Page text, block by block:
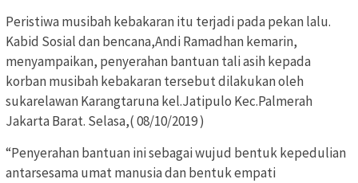
Peristiwa musibah kebakaran itu terjadi pada pekan lalu.
Kabid Sosial dan bencana,Andi Ramadhan kemarin,
menyampaikan, penyerahan bantuan tali asih kepada
korban musibah kebakaran tersebut dilakukan oleh
sukarelawan Karangtaruna kel.Jatipulo Kec.Palmerah
Jakarta Barat. Selasa,( 08/10/2019 )
“Penyerahan bantuan ini sebagai wujud bentuk kepedulian
antarsesama umat manusia dan bentuk empati